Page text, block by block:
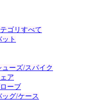
ゴリすべて
ト
ーズ/スパイク
ア
ーブ
グ/ケース